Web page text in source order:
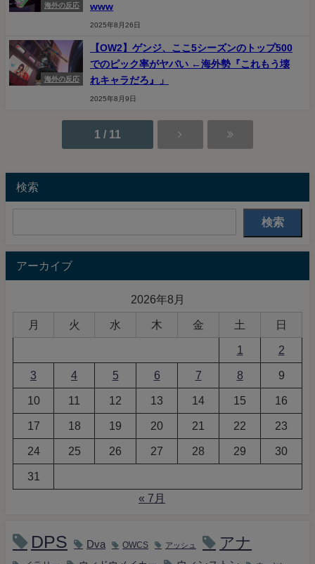
海外の反応
www
2025年8月26日
海外の反応
【OW2】ゲンジ、ここ5シーズンのトップ500
でのピック率がヤバい ←海外勢『これもう壊
れキャラだろ』」
2025年8月9日
1 / 11
検索
検索
アーカイブ
2026年8月
月 火 水 木 金 土 日
1 2
3 4 5 6 7 8 9
10 11 12 13 14 15 16
17 18 19 20 21 22 23
24 25 26 27 28 29 30
31
« 7月
DPS Dva OWCS アッシュ アナ